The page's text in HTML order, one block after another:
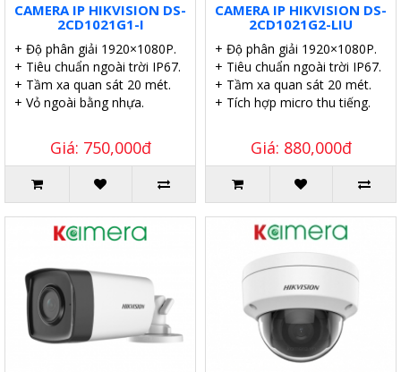
CAMERA IP HIKVISION DS-
2CD1021G1-I
+ Độ phân giải 1920×1080P.
+ Tiêu chuẩn ngoài trời IP67.
+ Tầm xa quan sát 20 mét.
+ Vỏ ngoài bằng nhựa.
Giá: 750,000đ
CAMERA IP HIKVISION DS-
2CD1021G2-LIU
+ Độ phân giải 1920×1080P.
+ Tiêu chuẩn ngoài trời IP67.
+ Tầm xa quan sát 20 mét.
+ Tích hợp micro thu tiếng.
Giá: 880,000đ